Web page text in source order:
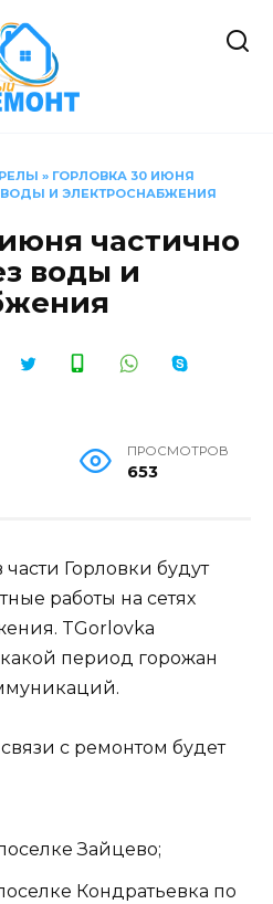
» ГОРЛОВКА 30 ИЮНЯ
И ЭЛЕКТРОСНАБЖЕНИЯ
частично
воды и
ПРОСМОТРОВ
653
Горловки будут
работы на сетях
TGorlovka
какой период горожан
с ремонтом будет
Зайцево;
Кондратьевка по